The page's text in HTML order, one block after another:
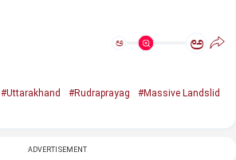
ಅ ಅ
#Uttarakhand #Rudraprayag
#Massive Landslid
ADVERTISEMENT